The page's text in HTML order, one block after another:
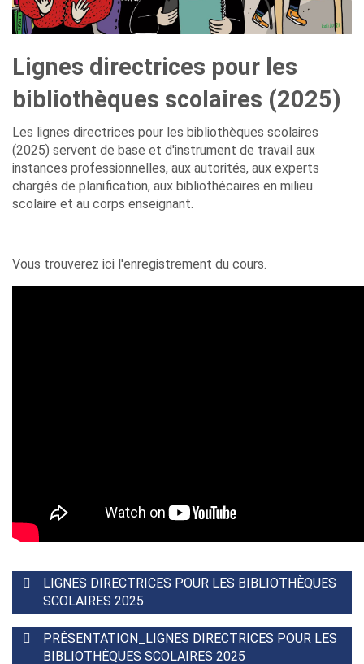
Lignes directrices pour les
bibliothèques scolaires (2025)
Les lignes directrices pour les bibliothèques scolaires
(2025) servent de base et d'instrument de travail aux
instances professionnelles, aux autorités, aux experts
chargés de planification, aux bibliothécaires en milieu
scolaire et au corps enseignant.
Vous trouverez ici l'enregistrement du cours.
LIGNES DIRECTRICES POUR LES BIBLIOTHÈQUES
SCOLAIRES 2025
PRÉSENTATION_LIGNES DIRECTRICES POUR LES
BIBLIOTHÈQUES SCOLAIRES 2025